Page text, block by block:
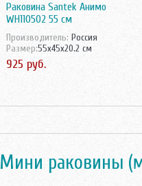
Раковина Santek Анимо
WH110502 55 см
Производитель: Россия
Размер:55x45x20.2 см
925 руб.
Мини раковины